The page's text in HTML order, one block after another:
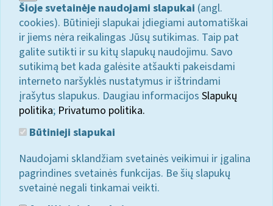
Šioje svetainėje naudojami slapukai (angl.
cookies). Būtinieji slapukai įdiegiami automatiškai
ir jiems nėra reikalingas Jūsų sutikimas. Taip pat
galite sutikti ir su kitų slapukų naudojimu. Savo
sutikimą bet kada galėsite atšaukti pakeisdami
interneto naršyklės nustatymus ir ištrindami
įrašytus slapukus. Daugiau informacijos Slapukų
politika; Privatumo politika.
Būtinieji slapukai
Naudojami sklandžiam svetainės veikimui ir įgalina
pagrindines svetainės funkcijas. Be šių slapukų
svetainė negali tinkamai veikti.